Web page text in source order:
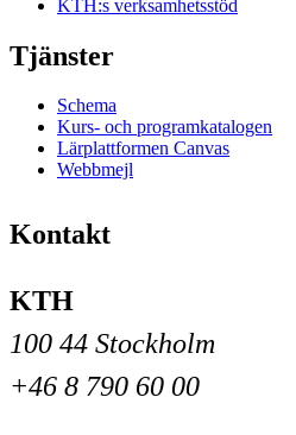
KTH:s verksamhetsstöd
Tjänster
Schema
Kurs- och programkatalogen
Lärplattformen Canvas
Webbmejl
Kontakt
KTH
100 44 Stockholm
+46 8 790 60 00